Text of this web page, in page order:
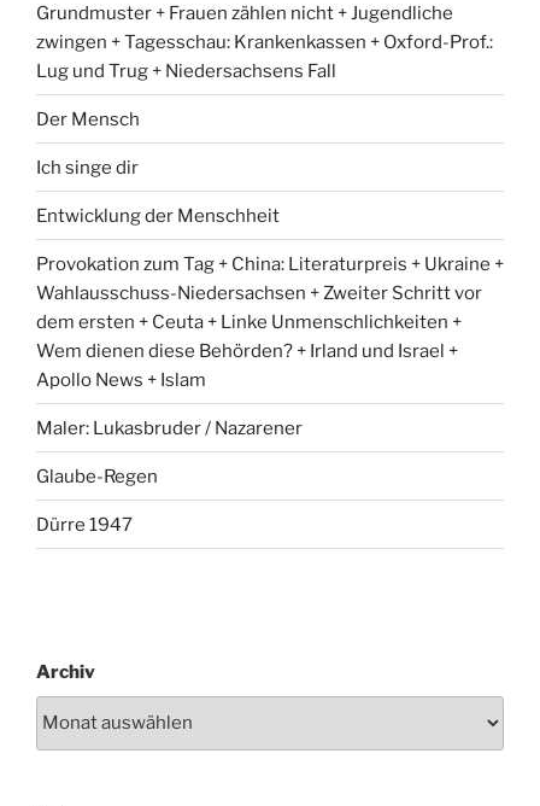
Grundmuster + Frauen zählen nicht + Jugendliche
zwingen + Tagesschau: Krankenkassen + Oxford-Prof.:
Lug und Trug + Niedersachsens Fall
Der Mensch
Ich singe dir
Entwicklung der Menschheit
Provokation zum Tag + China: Literaturpreis + Ukraine +
Wahlausschuss-Niedersachsen + Zweiter Schritt vor
dem ersten + Ceuta + Linke Unmenschlichkeiten +
Wem dienen diese Behörden? + Irland und Israel +
Apollo News + Islam
Maler: Lukasbruder / Nazarener
Glaube-Regen
Dürre 1947
Archiv